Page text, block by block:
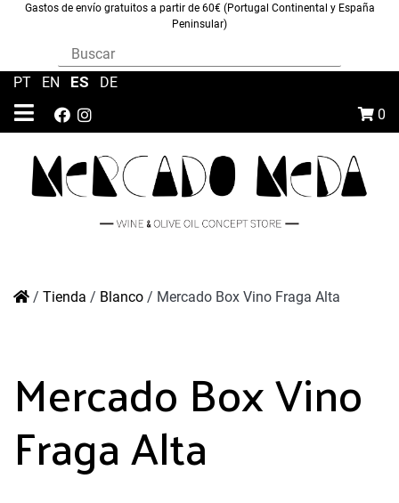
Gastos de envío gratuitos a partir de 60€ (Portugal Continental y España
Peninsular)
0
PT EN ES DE
/ Tienda / Blanco / Mercado Box Vino Fraga Alta
Mercado Box Vino
Fraga Alta